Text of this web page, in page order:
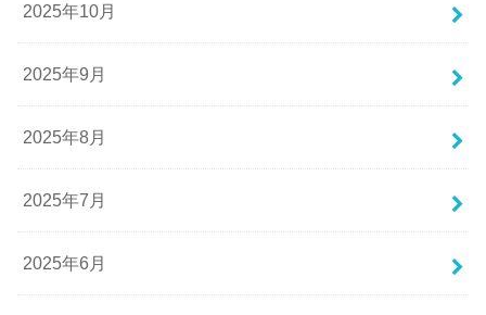
2025年10月
2025年9月
2025年8月
2025年7月
2025年6月